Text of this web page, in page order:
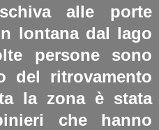
alle porte
lontana dal lago
persone sono
del ritrovamento
la zona è stata
che hanno